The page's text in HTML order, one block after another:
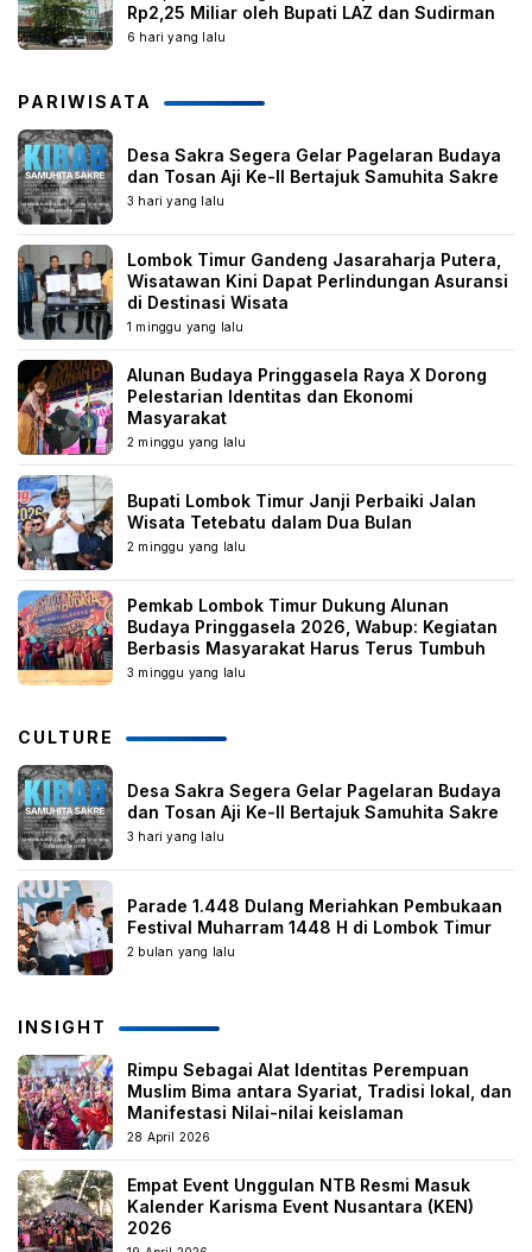
Rp2,25 Miliar oleh Bupati LAZ dan Sudirman
6 hari yang lalu
PARIWISATA
Desa Sakra Segera Gelar Pagelaran Budaya
dan Tosan Aji Ke-II Bertajuk Samuhita Sakre
3 hari yang lalu
Lombok Timur Gandeng Jasaraharja Putera,
Wisatawan Kini Dapat Perlindungan Asuransi
di Destinasi Wisata
1 minggu yang lalu
Alunan Budaya Pringgasela Raya X Dorong
Pelestarian Identitas dan Ekonomi
Masyarakat
2 minggu yang lalu
Bupati Lombok Timur Janji Perbaiki Jalan
Wisata Tetebatu dalam Dua Bulan
2 minggu yang lalu
Pemkab Lombok Timur Dukung Alunan
Budaya Pringgasela 2026, Wabup: Kegiatan
Berbasis Masyarakat Harus Terus Tumbuh
3 minggu yang lalu
CULTURE
Desa Sakra Segera Gelar Pagelaran Budaya
dan Tosan Aji Ke-II Bertajuk Samuhita Sakre
3 hari yang lalu
Parade 1.448 Dulang Meriahkan Pembukaan
Festival Muharram 1448 H di Lombok Timur
2 bulan yang lalu
INSIGHT
Rimpu Sebagai Alat Identitas Perempuan
Muslim Bima antara Syariat, Tradisi lokal, dan
Manifestasi Nilai-nilai keislaman
28 April 2026
Empat Event Unggulan NTB Resmi Masuk
Kalender Karisma Event Nusantara (KEN)
2026